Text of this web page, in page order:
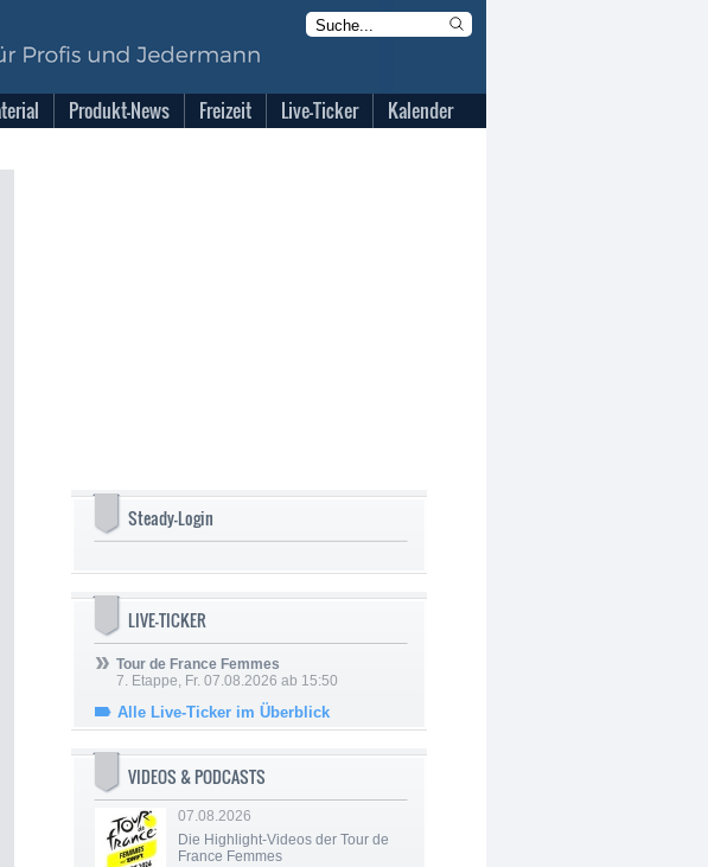
Produkt-News Freizeit Live-Ticker Kalender
Steady-Login
LIVE-TICKER
Tour de France Femmes
7. Etappe, Fr. 07.08.2026 ab 15:50
Alle Live-Ticker im Überblick
VIDEOS & PODCASTS
07.08.2026
Die Highlight-Videos der Tour de
France Femmes